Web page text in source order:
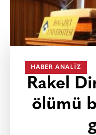
HABER ANALIZ
Rakel
ölümü